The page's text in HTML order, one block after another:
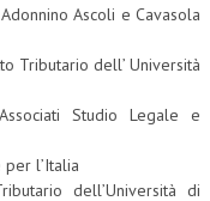
Ascoli e Cavasola
Tributario dell’ Università
Studio Legale e
l’Italia
dell’Università di